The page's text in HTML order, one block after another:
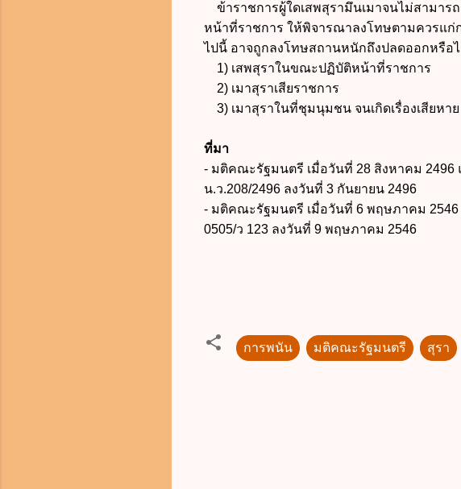
ข้าราชการผู้ใดเสพสุรามึนเมาจนไม่สามาร
หน้าที่ราชการ ให้พิจารณาลงโทษตามควรแก่
ไปนี้ อาจถูกลงโทษสถานหนักถึงปลดออกหรือ
1) เสพสุราในขณะปฏิบัติหน้าที่ราชการ
2) เมาสุราเสียราชการ
3) เมาสุราในที่ชุมนุมชน จนเกิดเรื่องเสียหา
ที่มา
- มติคณะรัฐมนตรี เมื่อวันที่ 28 สิงหาคม
น.ว.208/2496 ลงวันที่ 3 กันยายน 2496
- มติคณะรัฐมนตรี เมื่อวันที่ 6 พฤษภาคม
0505/ว 123 ลงวันที่ 9 พฤษภาคม 2546
การพนัน มติคณะรัฐมนตรี สุรา